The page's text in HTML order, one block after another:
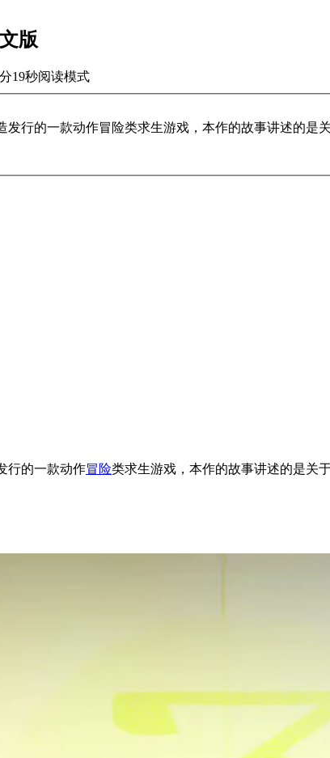
版
19秒阅读模式
发行的一款动作冒险类求生游戏，本作的故事讲述的
行的一款动作冒险类求生游戏，本作的故事讲述的是关